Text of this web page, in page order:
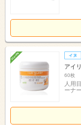
アイ
60枚
人用
ーナー